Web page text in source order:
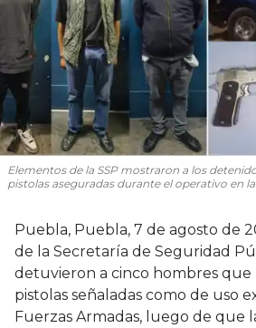
Elementos de la SSP mostraron a los
pistolas aseguradas durante el operativo en
Puebla, Puebla, 7 de agosto de
de la Secretaría de Seguridad
detuvieron a cinco hombres que
pistolas señaladas como de uso
Fuerzas Armadas, luego de que